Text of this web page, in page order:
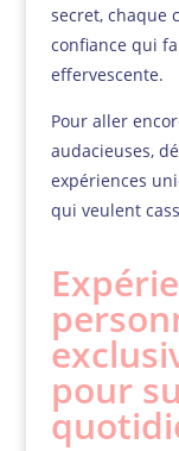
secret, chaque
confiance qui
effervescente.
Pour aller
audacieuses,
expériences
qui veulent
pour